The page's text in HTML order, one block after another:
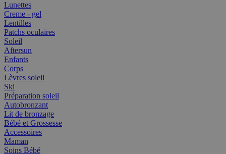
Lunettes
Creme - gel
Lentilles
Patchs oculaires
Soleil
Aftersun
Enfants
Corps
Lèvres soleil
Ski
Préparation soleil
Autobronzant
Lit de bronzage
Bébé et Grossesse
Accessoires
Maman
Soins Bébé